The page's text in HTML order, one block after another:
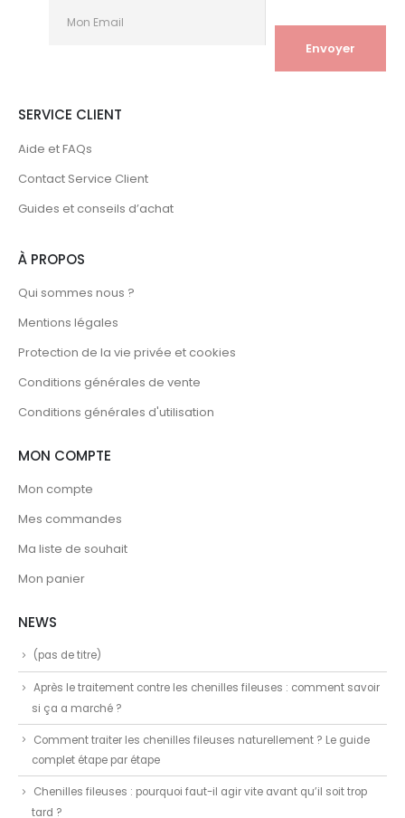
SERVICE CLIENT
Aide et FAQs
Contact Service Client
Guides et conseils d’achat
À PROPOS
Qui sommes nous ?
Mentions légales
Protection de la vie privée et cookies
Conditions générales de vente
Conditions générales d'utilisation
MON COMPTE
Mon compte
Mes commandes
Ma liste de souhait
Mon panier
NEWS
(pas de titre)
Après le traitement contre les chenilles fileuses : comment savoir
si ça a marché ?
Comment traiter les chenilles fileuses naturellement ? Le guide
complet étape par étape
Chenilles fileuses : pourquoi faut-il agir vite avant qu’il soit trop
tard ?